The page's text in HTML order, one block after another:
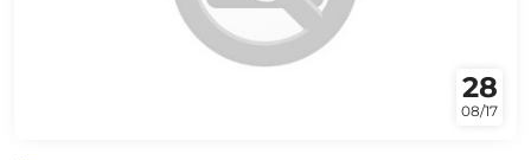
28
08/17